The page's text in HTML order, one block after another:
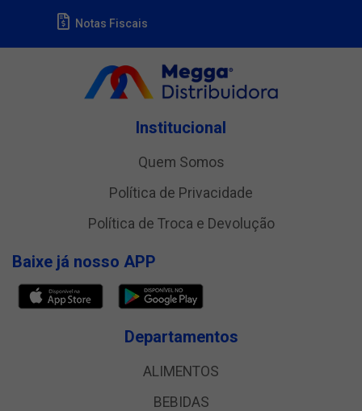
Notas Fiscais
Institucional
Quem Somos
Política de Privacidade
Política de Troca e Devolução
Baixe já nosso APP
Departamentos
ALIMENTOS
BEBIDAS